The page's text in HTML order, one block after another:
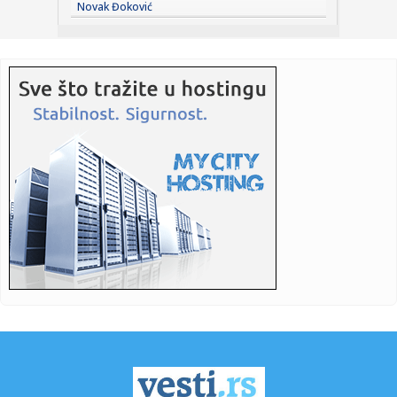
savez
13:25: Požar kod Konjica lokalizovan, vatrogasci i dalje na terenu
13:25:
automobila
13:25:Teška nesreća u Potkozarju: Poginuo mladić
13:25:Najezda ovih buba u Beogradu! Građani ih viđaju na
svakom korak...
13:24:Invazija moguća svakog časa – uzbuna u evropskoj zemlji,
alar...
Nezapamćena kriza Rivera VIDEO
Novak Đoković